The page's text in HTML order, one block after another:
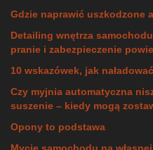
Gdzie naprawić uszkodzone
Detailing wnętrza
pranie i zabezpieczenie
10 wskazówek, jak
Czy myjnia automatyczna
suszenie – kiedy mogą
Opony to podstawa